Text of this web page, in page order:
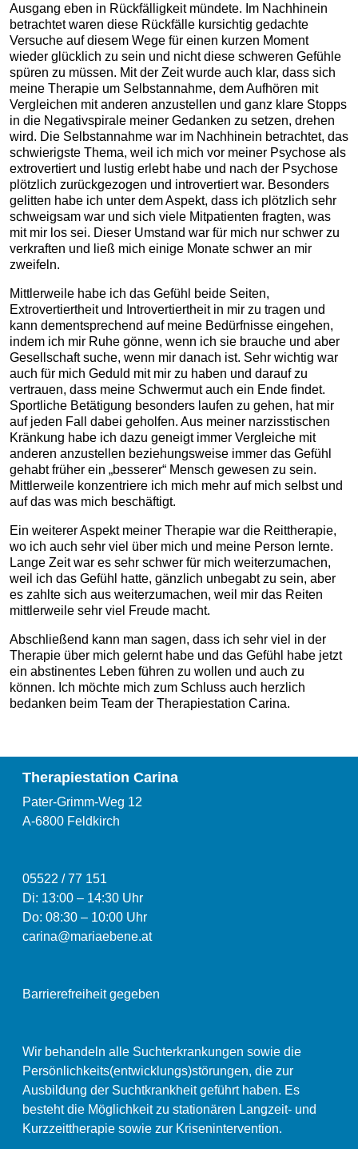
Ausgang eben in Rückfälligkeit mündete. Im Nachhinein
betrachtet waren diese Rückfälle kursichtig gedachte
Versuche auf diesem Wege für einen kurzen Moment
wieder glücklich zu sein und nicht diese schweren Gefühle
spüren zu müssen. Mit der Zeit wurde auch klar, dass sich
meine Therapie um Selbstannahme, dem Aufhören mit
Vergleichen mit anderen anzustellen und ganz klare Stopps
in die Negativspirale meiner Gedanken zu setzen, drehen
wird. Die Selbstannahme war im Nachhinein betrachtet, das
schwierigste Thema, weil ich mich vor meiner Psychose als
extrovertiert und lustig erlebt habe und nach der Psychose
plötzlich zurückgezogen und introvertiert war. Besonders
gelitten habe ich unter dem Aspekt, dass ich plötzlich sehr
schweigsam war und sich viele Mitpatienten fragten, was
mit mir los sei. Dieser Umstand war für mich nur schwer zu
verkraften und ließ mich einige Monate schwer an mir
zweifeln.
Mittlerweile habe ich das Gefühl beide Seiten,
Extrovertiertheit und Introvertiertheit in mir zu tragen und
kann dementsprechend auf meine Bedürfnisse eingehen,
indem ich mir Ruhe gönne, wenn ich sie brauche und aber
Gesellschaft suche, wenn mir danach ist. Sehr wichtig war
auch für mich Geduld mit mir zu haben und darauf zu
vertrauen, dass meine Schwermut auch ein Ende findet.
Sportliche Betätigung besonders laufen zu gehen, hat mir
auf jeden Fall dabei geholfen. Aus meiner narzisstischen
Kränkung habe ich dazu geneigt immer Vergleiche mit
anderen anzustellen beziehungsweise immer das Gefühl
gehabt früher ein „besserer“ Mensch gewesen zu sein.
Mittlerweile konzentriere ich mich mehr auf mich selbst und
auf das was mich beschäftigt.
Ein weiterer Aspekt meiner Therapie war die Reittherapie,
wo ich auch sehr viel über mich und meine Person lernte.
Lange Zeit war es sehr schwer für mich weiterzumachen,
weil ich das Gefühl hatte, gänzlich unbegabt zu sein, aber
es zahlte sich aus weiterzumachen, weil mir das Reiten
mittlerweile sehr viel Freude macht.
Abschließend kann man sagen, dass ich sehr viel in der
Therapie über mich gelernt habe und das Gefühl habe jetzt
ein abstinentes Leben führen zu wollen und auch zu
können. Ich möchte mich zum Schluss auch herzlich
bedanken beim Team der Therapiestation Carina.
Therapiestation Carina
Pater-Grimm-Weg 12
A-6800 Feldkirch
05522 / 77 151
Di: 13:00 – 14:30 Uhr
Do: 08:30 – 10:00 Uhr
carina@mariaebene.at
Barrierefreiheit gegeben
Wir behandeln alle Suchterkrankungen sowie die
Persönlichkeits(entwicklungs)störungen, die zur
Ausbildung der Suchtkrankheit geführt haben. Es
besteht die Möglichkeit zu stationären Langzeit- und
Kurzzeittherapie sowie zur Krisenintervention.